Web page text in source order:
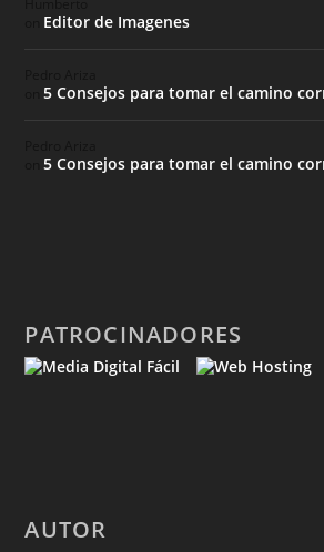
Editor de Imagenes
on5 Consejos para tomar el camino
on5 Consejos para tomar el camino
PATROCINADORES
AUTOR